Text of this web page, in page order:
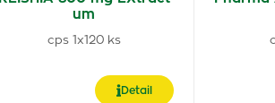
um
cps 1x120 ks
Detail